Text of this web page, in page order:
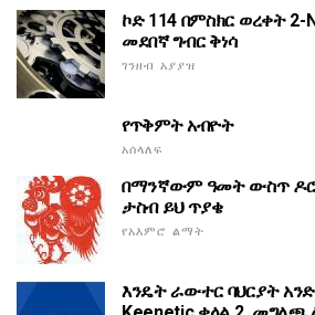
ኮድ 114 በምስክር ወረቀት
መደበኛ ግብር ቅነሳ
ገንዘብ አያያዝ
የጥቅምት አብዮት
አሰላለፍ
በማንኛውም ዓመት ውስጥ
ታስብ ይህ ጥያቄ
የአእምሮ ልማት
እንዴት ራውተር ባህርያት